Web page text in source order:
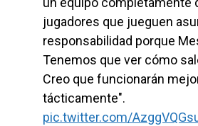
jugadores que jueguen
responsabilidad porque
Tenemos que ver cómo
Creo que funcionarán
tácticamente".
pic.twitter.com/